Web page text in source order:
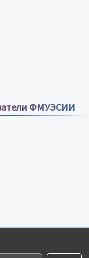
ФМУЭСИИ
Все преподаватели